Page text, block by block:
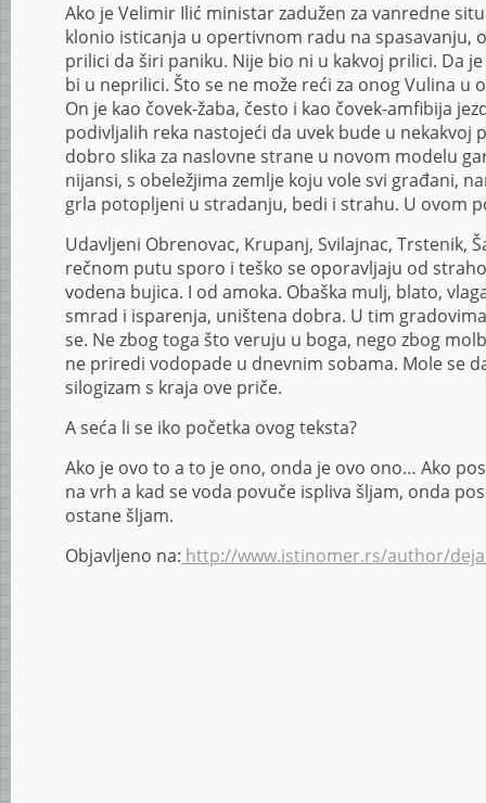
Ako je Velimir Ilić ministar zadužen za vanredne
klonio isticanja u opertivnom radu na spasavanju,
prilici da širi paniku. Nije bio ni u kakvoj prilici. Da
bi u neprilici. Što se ne može reći za onog Vulina u
On je kao čovek-žaba, često i kao čovek-amfibija
podivljalih reka nastojeći da uvek bude u nekakvoj
dobro slika za naslovne strane u novom modelu
nijansi, s obeležjima zemlje koju vole svi građani,
grla potopljeni u stradanju, bedi i strahu. U ovom
Udavljeni Obrenovac, Krupanj, Svilajnac, Trstenik,
rečnom putu sporo i teško se oporavljaju od
vodena bujica. I od amoka. Obaška mulj, blato,
smrad i isparenja, uništena dobra. U tim
se. Ne zbog toga što veruju u boga, nego zbog
ne priredi vodopade u dnevnim sobama. Mole se
silogizam s kraja ove priče.
A seća li se iko početka ovog teksta?
Ako je ovo to a to je ono, onda je ovo ono… Ako
na vrh a kad se voda povuče ispliva šljam, onda
ostane šljam.
Objavljeno na: http://www.istinomer.rs/author/